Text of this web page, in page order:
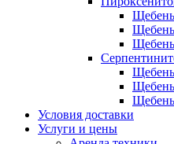
Условия доставки
Услуги и цены